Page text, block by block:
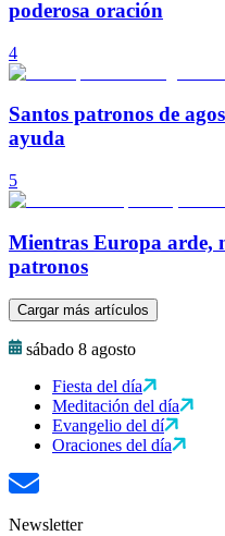
poderosa oración
4
Santos patronos de
ayuda
5
Mientras Europa arde,
patronos
Cargar más artículos
sábado 8 agosto
Fiesta del día
Meditación del día
Evangelio del dí
Oraciones del día
Newsletter